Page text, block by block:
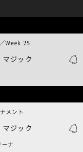
マジック
Week 25
マジック
メント
ナ